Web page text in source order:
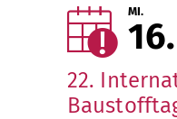
MI.
16
22.